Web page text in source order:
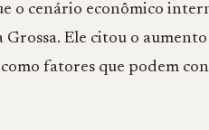
o cenário econômico
Ele citou o
fatores que podem